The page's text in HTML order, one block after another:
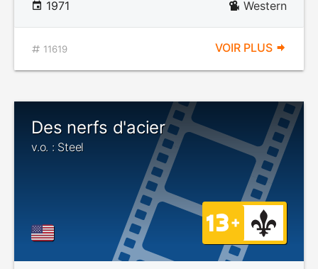
1971 Western
11619 VOIR PLUS
Des nerfs d'acier
v.o. : Steel